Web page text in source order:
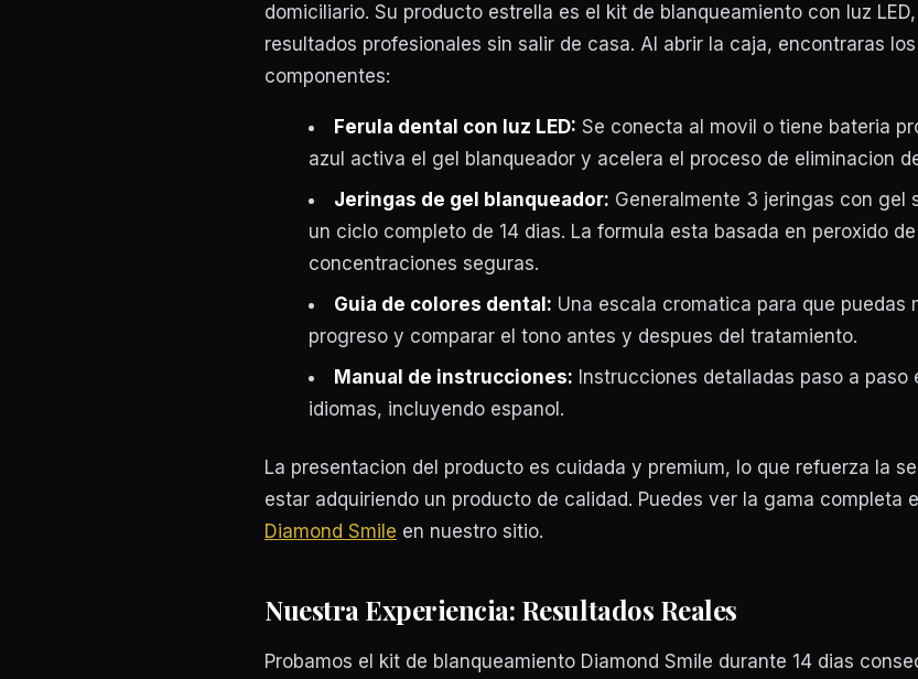
domiciliario. Su producto estrella es el kit de blanqueamiento con luz
resultados profesionales sin salir de casa. Al abrir la caja, encontraras
componentes:
Ferula dental con luz LED: Se conecta al movil o tiene bateria
azul activa el gel blanqueador y acelera el proceso de eliminacion
Jeringas de gel blanqueador: Generalmente 3 jeringas con gel
un ciclo completo de 14 dias. La formula esta basada en peroxido
concentraciones seguras.
Guia de colores dental: Una escala cromatica para que puedas
progreso y comparar el tono antes y despues del tratamiento.
Manual de instrucciones: Instrucciones detalladas paso a paso
idiomas, incluyendo espanol.
La presentacion del producto es cuidada y premium, lo que refuerza la
estar adquiriendo un producto de calidad. Puedes ver la gama completa
Diamond Smile en nuestro sitio.
Nuestra Experiencia: Resultados Reales
Probamos el kit de blanqueamiento Diamond Smile durante 14 dias